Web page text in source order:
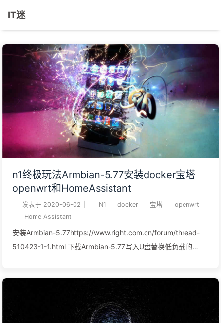
IT迷
n1终极玩法Armbian-5.77安装docker宝塔
openwrt和HomeAssistant
发表于 2020-06-02 N1 docker 宝塔
openwrt
Home Assistant
安装Armbian-5.77https://www.right.com.cn/forum/thread-
510423-1-1.html 下载Armbian-5.77写入U盘替换低负载的
有外国IP就不用更换源了sudo nano /etc/apt/sources.list 修改